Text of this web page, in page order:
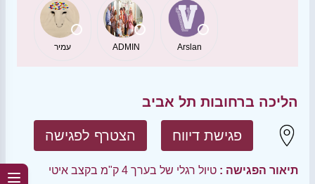
עמיר ADMIN Arslan
הליכה ברחובות תל אביב
הצטרף לפגישה פגישת דיווח
תיאור הפגישה : טיול רגלי של בערך 4 ק"מ בקצב איטי